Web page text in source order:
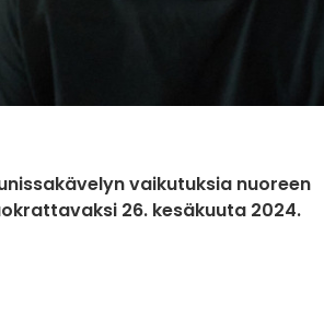
vaikutuksia nuoreen
26. kesäkuuta 2024.